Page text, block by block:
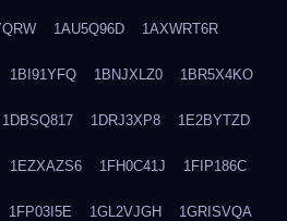
1AU5Q96D 1AXWRT6R
1BI91YFQ 1BNJXLZ0 1BR5X4KO
1DBSQ817 1DRJ3XP8 1E2BYTZD
1EZXAZS6 1FH0C41J 1FIP186C
1FP03I5E 1GL2VJGH 1GRISVQA